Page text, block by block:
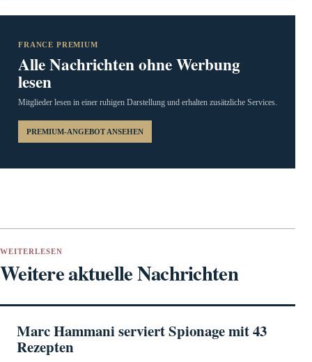
FRANCE PREMIUM
Alle Nachrichten ohne Werbung
lesen
Mitglieder lesen in einer ruhigen Darstellung und erhalten zusätzliche Services.
PREMIUM-ANGEBOT ANSEHEN
WEITERLESEN
Weitere aktuelle Nachrichten
Marc Hammani serviert Spionage mit 43
Rezepten